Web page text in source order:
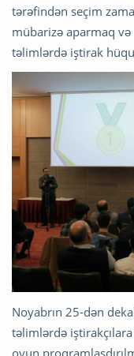
tərəfindən seçim
mübarizə aparmaq
təlimlərdə iştirak
Noyabrın 25-dən
təlimlərdə
oyun